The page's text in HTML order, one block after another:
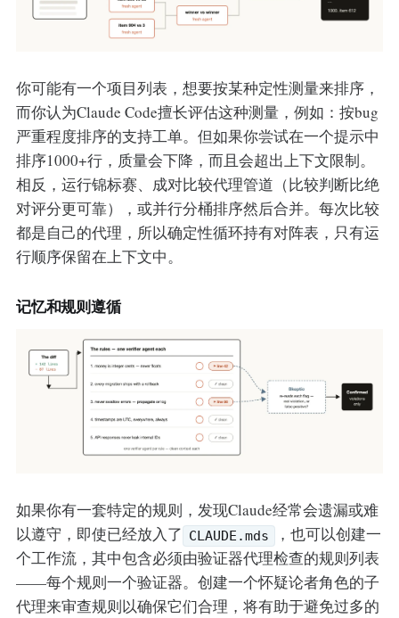
你可能有一个项目列表，想要按某种定性测量来排序，
而你认为Claude Code擅长评估这种测量，例如：按bug
严重程度排序的支持工单。但如果你尝试在一个提示中
排序1000+行，质量会下降，而且会超出上下文限制。
相反，运行锦标赛、成对比较代理管道（比较判断比绝
对评分更可靠），或并行分桶排序然后合并。每次比较
都是自己的代理，所以确定性循环持有对阵表，只有运
行顺序保留在上下文中。
记忆和规则遵循
如果你有一套特定的规则，发现Claude经常会遗漏或难
以遵守，即使已经放入了 CLAUDE.mds
，也可以创建一
个工作流，其中包含必须由验证器代理检查的规则列表
——每个规则一个验证器。创建一个怀疑论者角色的子
代理来审查规则以确保它们合理，将有助于避免过多的